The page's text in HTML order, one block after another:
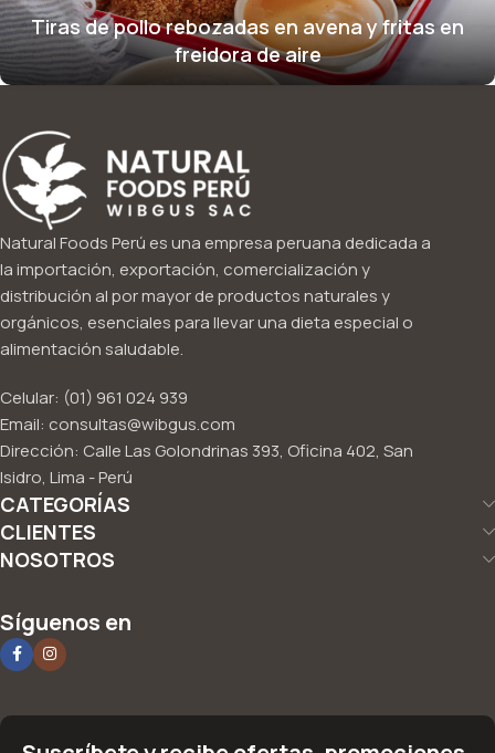
Tiras de pollo rebozadas en avena y fritas en
freidora de aire
Natural Foods Perú es una empresa peruana dedicada a
la importación, exportación, comercialización y
distribución al por mayor de productos naturales y
orgánicos, esenciales para llevar una dieta especial o
alimentación saludable.
Celular: (01) 961 024 939
Email: consultas@wibgus.com
Dirección: Calle Las Golondrinas 393, Oficina 402, San
Isidro, Lima - Perú
CATEGORÍAS
CLIENTES
NOSOTROS
Síguenos en